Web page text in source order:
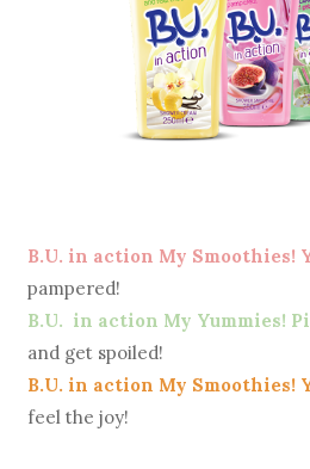
B.U. in action My Smoothies!
pampered!
B.U. in action My Yummies!
and get spoiled!
B.U. in action My Smoothies!
feel the joy!